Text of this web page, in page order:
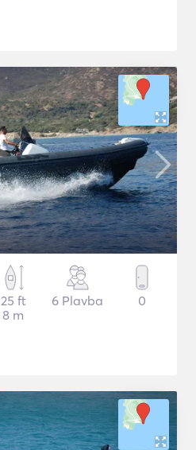
25 ft
8 m
6 Plavba 0